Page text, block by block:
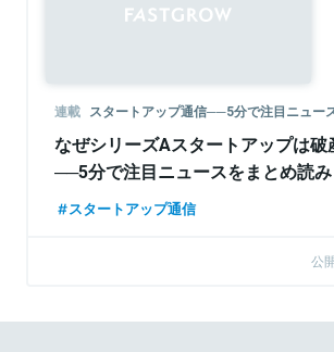
連載 スタートアップ通信──5分で注目ニュー
なぜシリーズAスタートアップは破
──5分で注目ニュースをまとめ読み
スタートアップ通信
公